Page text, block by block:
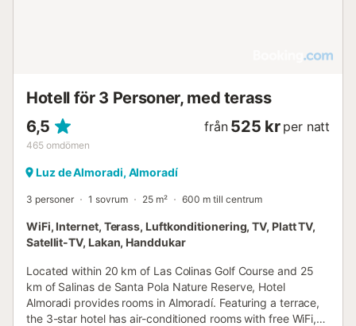
Hotell för 3 Personer, med terass
6,5
465 omdömen
från 525 kr per natt
Luz de Almoradi, Almoradí
3 personer 1 sovrum 25 m² 600 m till centrum
WiFi, Internet, Terass, Luftkonditionering, TV, Platt TV,
Satellit-TV, Lakan, Handdukar
Located within 20 km of Las Colinas Golf Course and 25
km of Salinas de Santa Pola Nature Reserve, Hotel
Almoradi provides rooms in Almoradí. Featuring a terrace,
the 3-star hotel has air-conditioned rooms with free WiFi,